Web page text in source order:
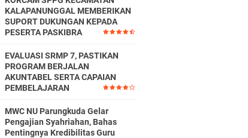
KALAPANUNGGAL MEMBERIKAN
SUPORT DUKUNGAN KEPADA
PESERTA PASKIBRA
EVALUASI SRMP 7, PASTIKAN
PROGRAM BERJALAN
AKUNTABEL SERTA CAPAIAN
PEMBELAJARAN
MWC NU Parungkuda Gelar
Pengajian Syahriahan, Bahas
Pentingnya Kredibilitas Guru